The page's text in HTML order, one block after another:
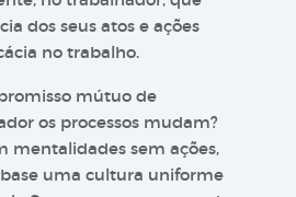
dos seus atos e ações
no trabalho.
mútuo de
os processos mudam?
mentalidades sem ações,
uma cultura uniforme